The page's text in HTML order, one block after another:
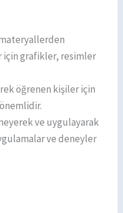
için grafikler, resimler
öğrenen kişiler için
ve uygulayarak
ve deneyler